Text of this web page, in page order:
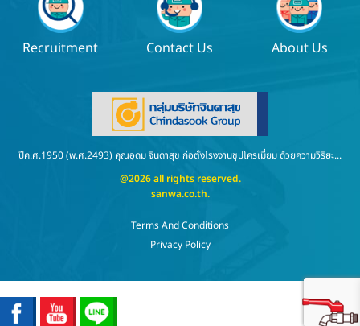
Recruitment Contact Us About Us
ปีค.ศ.1950 (พ.ศ.2493) คุณอุดม จินดาสุข ก่อตั้งโรงงานชุปโครเมี่ยม ด้วยความวิริยะ...
@2026 all rights reserved.
sanwa.co.th.
Terms And Conditions
Privacy Policy